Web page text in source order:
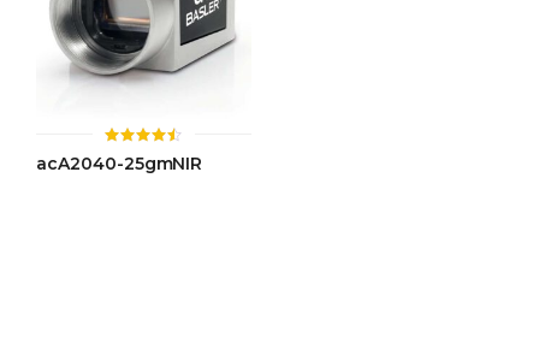
ให้
คะแนน
acA2040-25gmNIR